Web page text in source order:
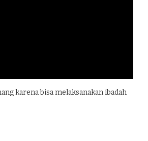
karena bisa melaksanakan ibadah